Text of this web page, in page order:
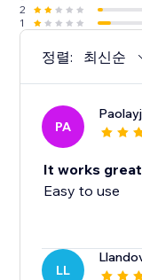
2
1
정렬: 최신순
PA
It works great
Easy to use
LL